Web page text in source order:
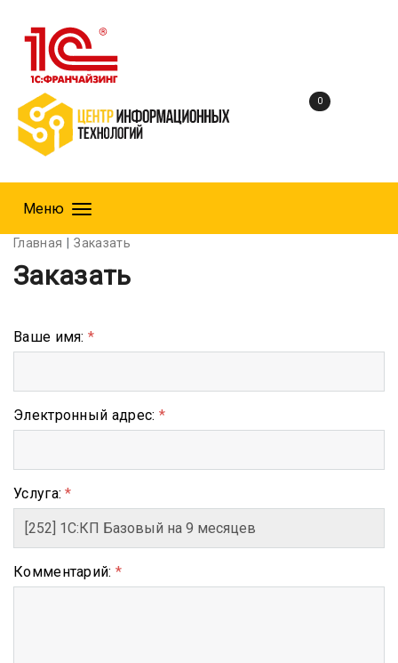
0
Меню
Главная Заказать
Заказать
Ваше имя: *
Электронный адрес: *
Услуга:*
Комментарий: *